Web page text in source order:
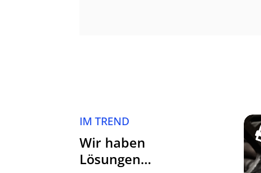
IM TREND
Wir haben
Lösungen…